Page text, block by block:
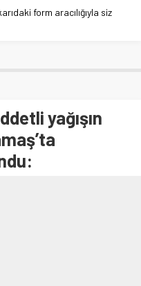
form aracılığıyla siz
yağışın